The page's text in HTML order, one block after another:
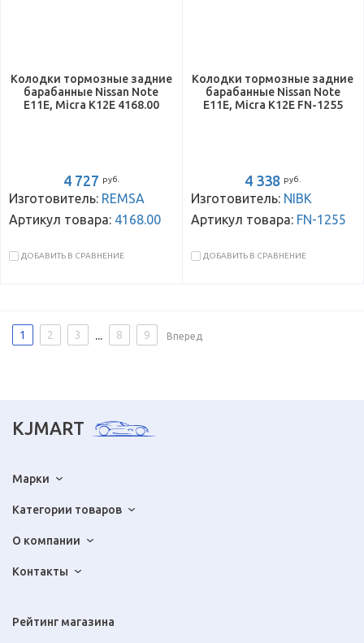
Колодки тормозные задние
барабанные Nissan Note
E11E, Micra K12E 4168.00
4 727 руб.
Изготовитель: REMSA
Артикул товара: 4168.00
ДОБАВИТЬ В СРАВНЕНИЕ
Колодки тормозные задние
барабанные Nissan Note
E11E, Micra K12E FN-1255
4 338 руб.
Изготовитель: NIBK
Артикул товара: FN-1255
ДОБАВИТЬ В СРАВНЕНИЕ
1 2 3 ... 8 9 Вперед
KJMART
Марки
Категории товаров
О компании
Контакты
Рейтинг магазина